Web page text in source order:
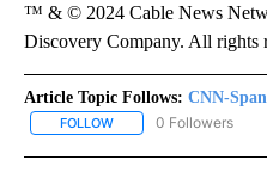
™ & © 2024 Cable News
Discovery Company. All rights
Article Topic Follows: CNN-
FOLLOW FOLLOW "CNN-
0 Followers